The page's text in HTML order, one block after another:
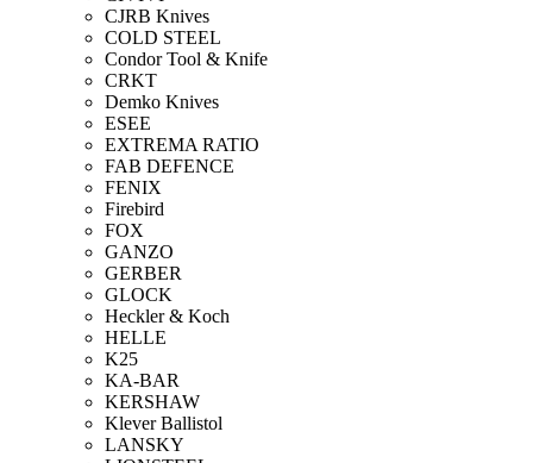
CJRB Knives
COLD STEEL
Condor Tool & Knife
CRKT
Demko Knives
ESEE
EXTREMA RATIO
FAB DEFENCE
FENIX
Firebird
FOX
GANZO
GERBER
GLOCK
Heckler & Koch
HELLE
K25
KA-BAR
KERSHAW
Klever Ballistol
LANSKY